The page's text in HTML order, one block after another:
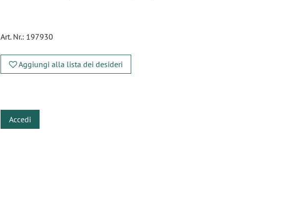
Art. Nr.: 197930
Aggiungi alla lista dei desideri
Accedi